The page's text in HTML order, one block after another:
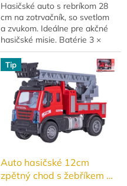
Hasičské auto s rebríkom 28
cm na zotrvačník, so svetlom
a zvukom. Ideálne pre akčné
hasičské misie. Batérie 3 ×
LR44 sú súčasťou balenia na
testovacie účely. Vhodné od 3
rokov.
Tip
Auto hasičské 12cm
zpětný chod s žebříkem v